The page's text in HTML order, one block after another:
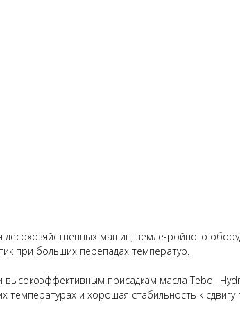
машин, земле-ройного
при больших перепадах температур.
присадкам масла Teboil
температурах и хорошая стабильность к